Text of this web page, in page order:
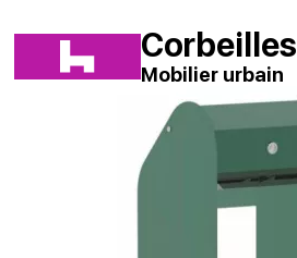
Corbeilles
Mobilier urbain